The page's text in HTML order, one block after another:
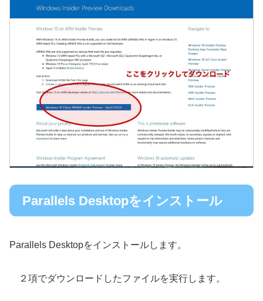
Parallels Desktopをインストール
Parallels Desktopをインストールします。
２項でダウンロードしたファイルを実行します。